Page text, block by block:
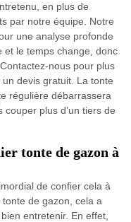
en plus de
par notre équipe. Notre
une analyse profonde
et le temps change, donc
nous pour plus
devis gratuit. La tonte
régulière débarrassera
plus d’un tiers de
tonte de gazon à
de confier cela à
de gazon, cela a
entretenir. En effet,